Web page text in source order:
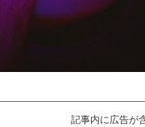
記事内に広告が